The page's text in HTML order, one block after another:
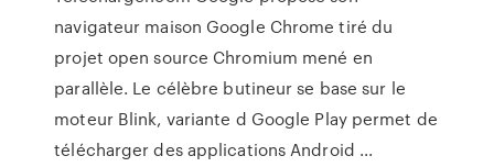
navigateur maison Google Chrome tiré du
projet open source Chromium mené en
parallèle. Le célèbre butineur se base sur le
moteur Blink, variante d Google Play permet de
télécharger des applications Android ...